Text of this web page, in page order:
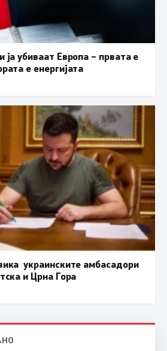
ја убиваат Европа – првата е
е енергијата
украинските амбасадори
и Црна Гора